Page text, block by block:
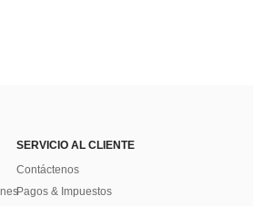
SERVICIO AL CLIENTE
Contáctenos
Pagos & Impuestos